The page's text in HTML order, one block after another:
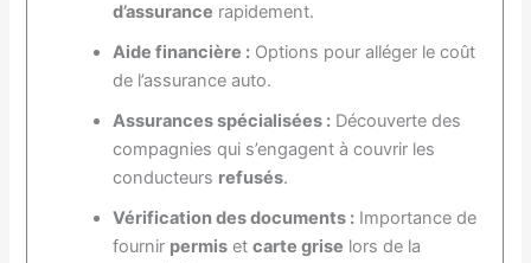
d’assurance rapidement.
Aide financière :Options pour alléger le coût
de l’assurance auto.
Assurances spécialisées :Découverte des
compagnies qui s’engagent à couvrir les
conducteurs refusés.
Vérification des documents :Importance de
fournir permiset carte grise lors de la